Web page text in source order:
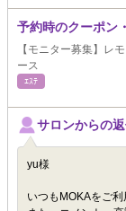
予約時のクーポン
【モニター募集】レ
ース
ｴｽﾃ
サロンからの
yu様
いつもMOKAをご